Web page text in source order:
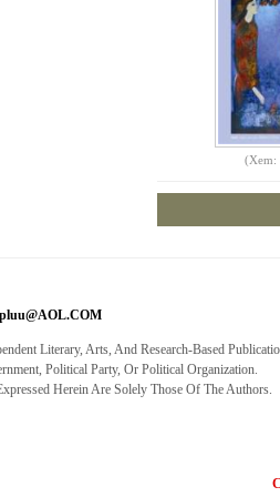
(Xem:
Literary, Arts, And Research-Based
Political Party, Or Political Organization.
Herein Are Solely Those Of The Authors.